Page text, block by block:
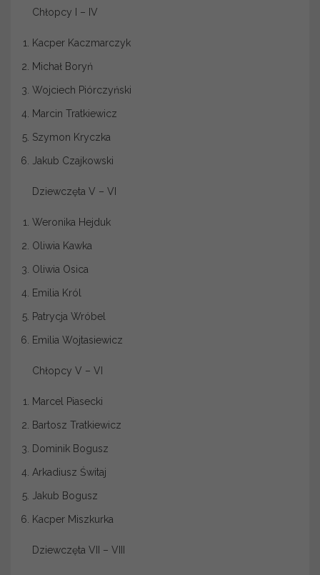
Chłopcy I – IV
Kacper Kaczmarczyk
Michał Boryń
Wojciech Piórczyński
Marcin Tratkiewicz
Szymon Kryczka
Jakub Czajkowski
Dziewczęta V – VI
Weronika Hejduk
Oliwia Kawka
Oliwia Osica
Emilia Król
Patrycja Wróbel
Emilia Wojtasiewicz
Chłopcy V – VI
Marcel Piasecki
Bartosz Tratkiewicz
Dominik Bogusz
Arkadiusz Świtaj
Jakub Bogusz
Kacper Miszkurka
Dziewczęta VII – VIII